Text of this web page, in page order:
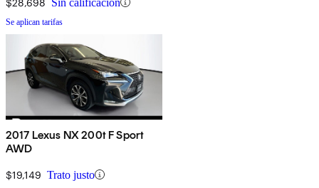
Se aplican tarifas
2017 Lexus NX 200t F Sport
AWD
$19,149 Trato justo